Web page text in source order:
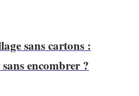
sans cartons :
encombrer ?